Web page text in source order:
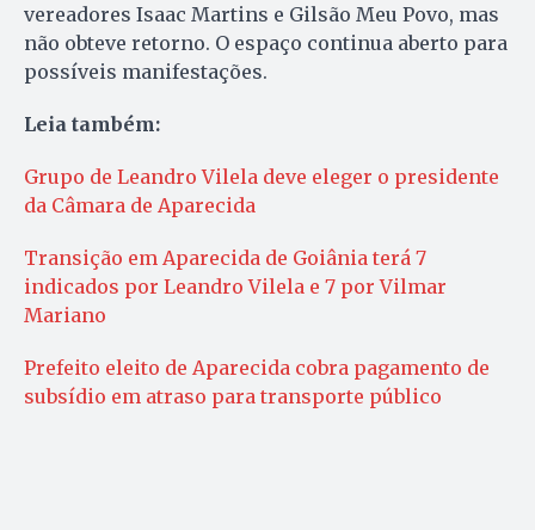
vereadores Isaac Martins e Gilsão Meu Povo, mas
não obteve retorno. O espaço continua aberto para
possíveis manifestações.
Leia também:
Grupo de Leandro Vilela deve eleger o presidente
da Câmara de Aparecida
Transição em Aparecida de Goiânia terá 7
indicados por Leandro Vilela e 7 por Vilmar
Mariano
Prefeito eleito de Aparecida cobra pagamento de
subsídio em atraso para transporte público